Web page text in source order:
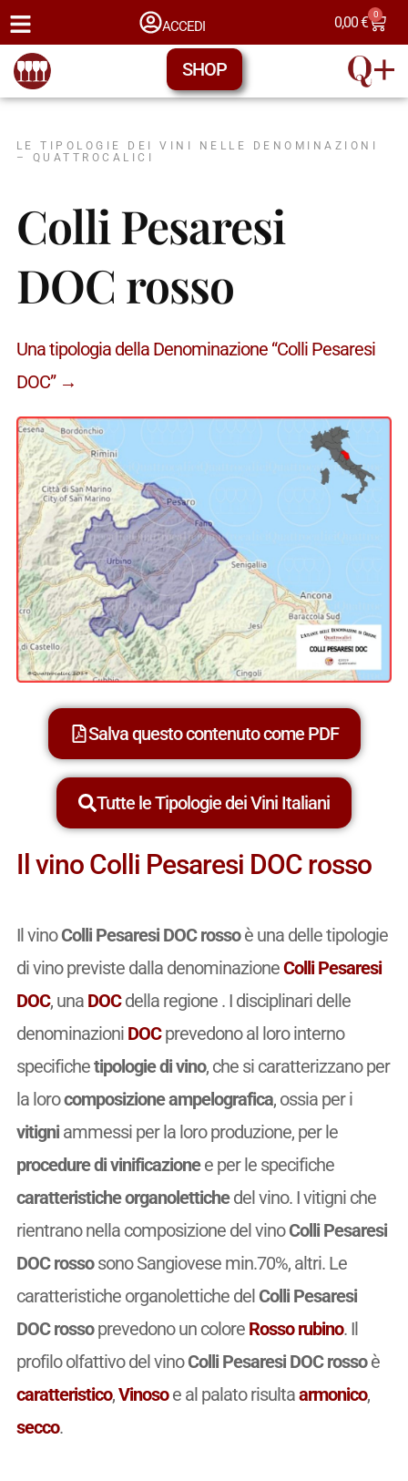
ACCEDI 0,00€ 0
SHOP
LE TIPOLOGIE DEI VINI NELLE DENOMINAZIONI
– QUATTROCALICI
Colli Pesaresi
DOC rosso
Una tipologia della Denominazione “Colli Pesaresi
DOC” →
Salva questo contenuto come PDF
Tutte le Tipologie dei Vini Italiani
Il vino Colli Pesaresi DOC rosso
Il vinoColli Pesaresi DOC rossoè una delle tipologie
di vino previste dalla denominazioneColli Pesaresi
DOC, una DOCdella regione . I disciplinari delle
denominazioni DOCprevedono al loro interno
specifichetipologie di vino, che si caratterizzano per
la lorocomposizione ampelografica, ossia per i
vitigniammessi per la loro produzione, per le
procedure di vinificazionee per le specifiche
caratteristiche organolettichedel vino. I vitigni che
rientrano nella composizione del vinoColli Pesaresi
DOC rossosono Sangiovese min.70%, altri. Le
caratteristiche organolettiche delColli Pesaresi
DOC rossoprevedono un colore Rosso rubino. Il
profilo olfattivo del vinoColli Pesaresi DOC rossoè
caratteristico,Vinosoe al palato risultaarmonico,
secco.